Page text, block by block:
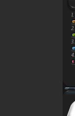
1.
2.
3.
4.